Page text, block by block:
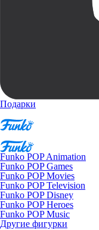
Подарки
Funko POP Animation
Funko POP Games
Funko POP Movies
Funko POP Television
Funko POP Disney
Funko POP Heroes
Funko POP Music
Другие фигурки